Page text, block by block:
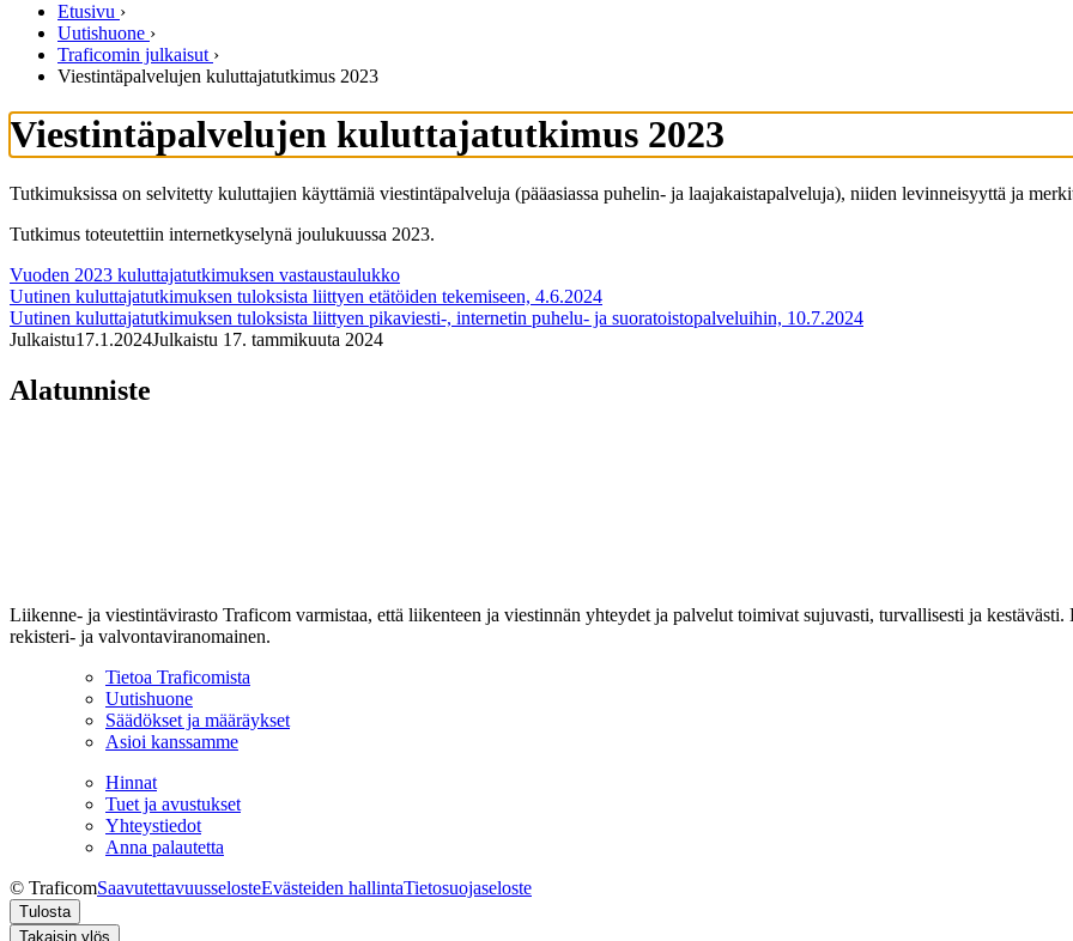
Etusivu ›
Uutishuone ›
Traficomin julkaisut ›
Viestintäpalvelujen kuluttajatutkimus 2023
Viestintäpalvelujen kuluttajatutkimus 2023
Tutkimuksissa on selvitetty kuluttajien käyttämiä viestintäpalveluja (pääasiassa puhelin- ja laajakaistapalveluja), niiden levinneisyyttä ja
Tutkimus toteutettiin internetkyselynä joulukuussa 2023.
Vuoden 2023 kuluttajatutkimuksen vastaustaulukko
Uutinen kuluttajatutkimuksen tuloksista liittyen etätöiden tekemiseen, 4.6.2024
Uutinen kuluttajatutkimuksen tuloksista liittyen pikaviesti-, internetin puhelu- ja suoratoistopalveluihin, 10.7.2024
Julkaistu17.1.2024Julkaistu 17. tammikuuta 2024
Alatunniste
Liikenne- ja viestintävirasto Traficom varmistaa, että liikenteen ja viestinnän yhteydet ja palvelut toimivat sujuvasti, turvallisesti ja
rekisteri- ja valvontaviranomainen.
Tietoa Traficomista
Uutishuone
Säädökset ja määräykset
Asioi kanssamme
Hinnat
Tuet ja avustukset
Yhteystiedot
Anna palautetta
© TraficomSaavutettavuusselosteEvästeiden hallintaTietosuojaseloste
Tulosta
Takaisin ylös